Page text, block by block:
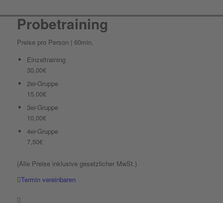
Probetraining
Preise pro Person | 60min.
Einzeltraining
30,00€
2er-Gruppe
15,00€
3er-Gruppe
10,00€
4er-Gruppe
7,50€
(Alle Preise inklusive gesetzlicher MwSt.)
Termin vereinbaren